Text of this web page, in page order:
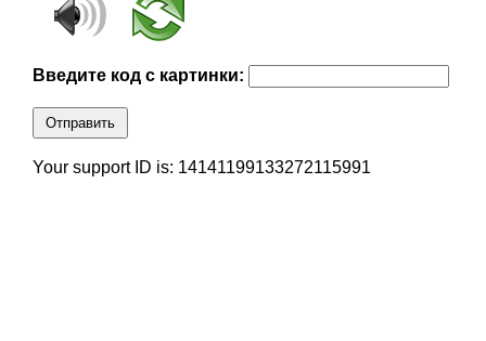
Введите код с картинки:
Отправить
Your support ID is: 14141199133272115991